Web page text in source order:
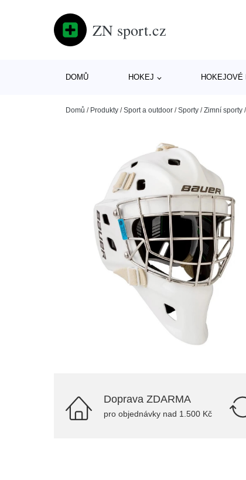
ZN sport.cz
DOMŮ HOKEJ HOKEJOVÉ
Domů / Produkty /Sport a outdoor /Sporty /Zimní sporty /
Doprava ZDARMA
pro objednávky nad 1.500 Kč